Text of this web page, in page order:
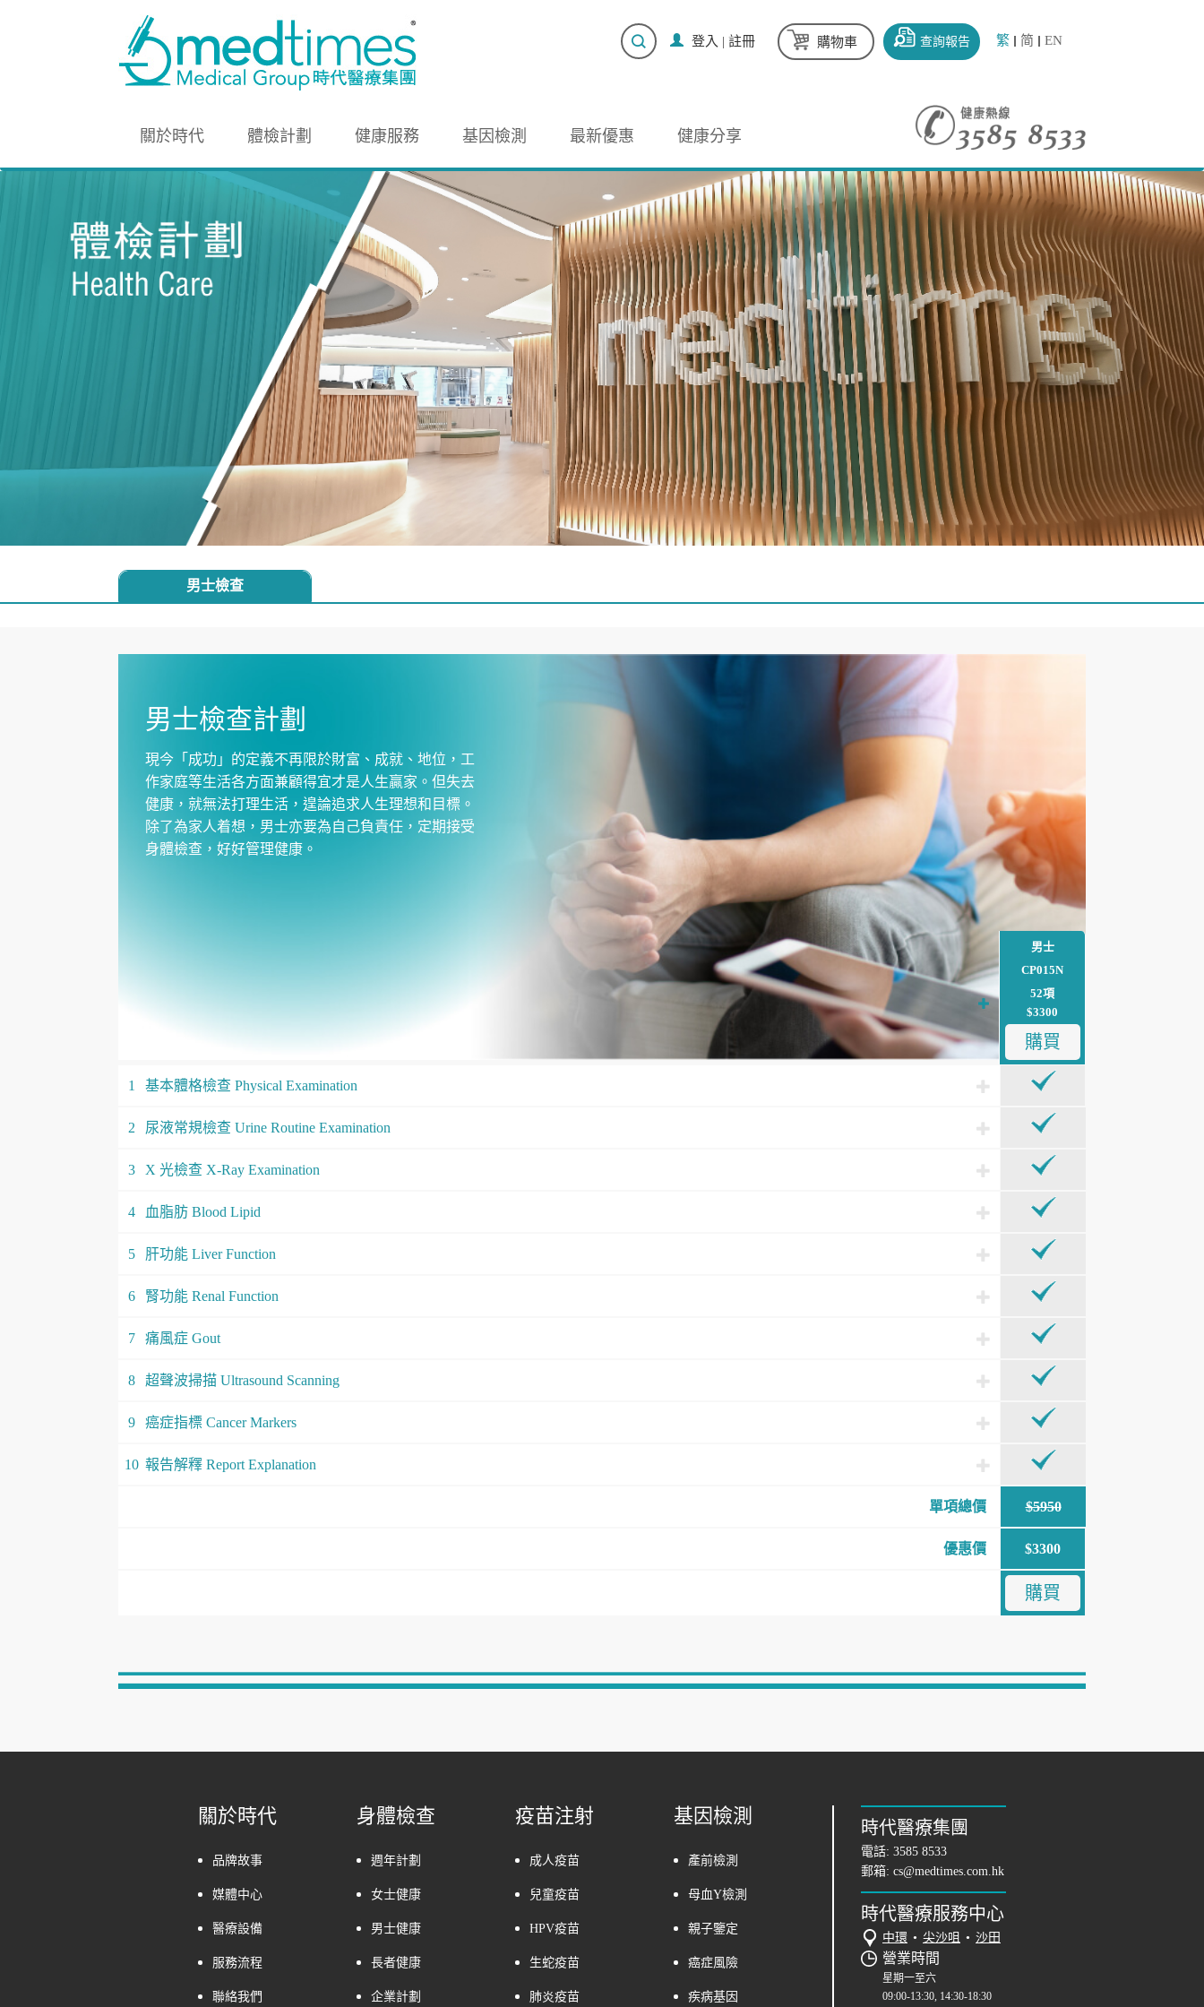
繁 简 EN
查詢報告
購物車
登入 | 註冊
關於時代 體檢計劃 健康服務 基因檢測 最新優惠 健康分享
男士檢查
男士檢查計劃
現今「成功」的定義不再限於財富、成就、地位，工
作家庭等生活各方面兼顧得宜才是人生贏家。但失去
健康，就無法打理生活，遑論追求人生理想和目標。
除了為家人着想，男士亦要為自己負責任，定期接受
身體檢查，好好管理健康。
男士
CP015N
52項
$3300
購買
1 基本體格檢查 Physical Examination
2 尿液常規檢查 Urine Routine Examination
3 X 光檢查 X-Ray Examination
4 血脂肪 Blood Lipid
5 肝功能 Liver Function
6 腎功能 Renal Function
7 痛風症 Gout
8 超聲波掃描 Ultrasound Scanning
9 癌症指標 Cancer Markers
10 報告解釋 Report Explanation
單項總價 $5950
優惠價 $3300
購買
關於時代
品牌故事
媒體中心
醫療設備
服務流程
聯絡我們
身體檢查
週年計劃
女士健康
男士健康
長者健康
企業計劃
疫苗注射
成人疫苗
兒童疫苗
HPV疫苗
生蛇疫苗
肺炎疫苗
基因檢測
產前檢測
母血Y檢測
親子鑒定
癌症風險
疾病基因
時代醫療集團
電話: 3585 8533
郵箱: cs@medtimes.com.hk
時代醫療服務中心
中環 • 尖沙咀 • 沙田
營業時間
星期一至六
09:00-13:30, 14:30-18:30